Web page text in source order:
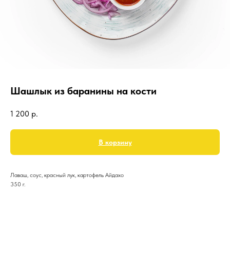
Шашлык из баранины на кости
1 200 р.
В корзину
Лаваш, соус, красный лук, картофель Айдахо
350 г.